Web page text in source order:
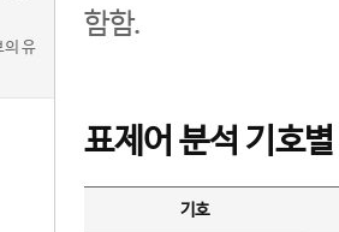
의 유
함함.
표제어 분석 기호
기호